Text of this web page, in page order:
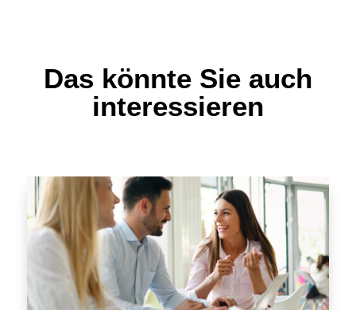
Das könnte Sie auch
interessieren